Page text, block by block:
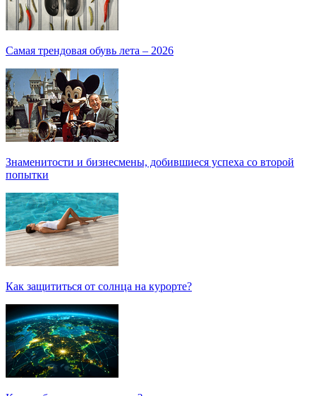
Самая трендовая обувь лета – 2026
Знаменитости и бизнесмены, добившиеся успеха со второй
попытки
Как защититься от солнца на курорте?